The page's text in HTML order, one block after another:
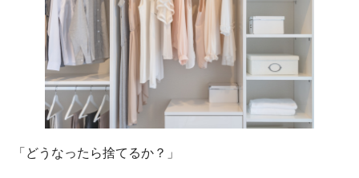
「どうなったら捨てるか？」